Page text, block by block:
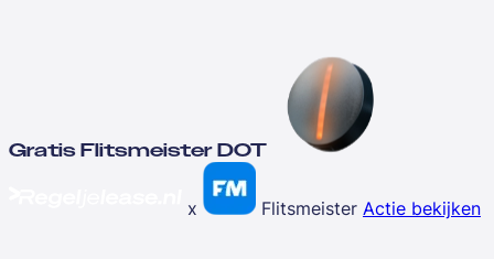
Gratis Flitsmeister DOT
x Flitsmeister Actie bekijken